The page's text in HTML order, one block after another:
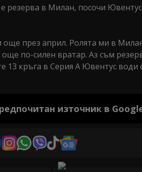
в Милан, посочи
през април. Ролята ми в
по-силен вратар. Аз съм
кръга в Серия А Ювентус води
източник в